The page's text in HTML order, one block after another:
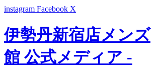
instagram Facebook X
伊勢丹新宿店メンズ
館 公式メディア -